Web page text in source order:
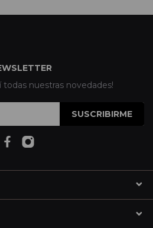
todas nuestras novedades!
SUSCRIBIRME